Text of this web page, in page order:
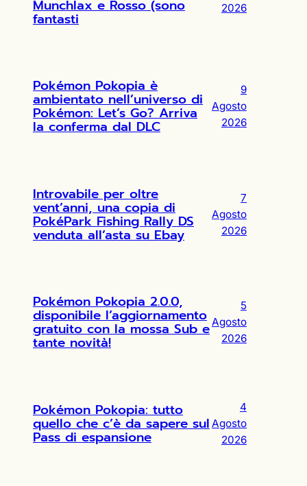
Munchlax e Rosso (sono
fantasti
2026
Pokémon Pokopia è
ambientato nell’universo di
Pokémon: Let’s Go? Arriva
la conferma dal DLC
9
Agosto
2026
Introvabile per oltre
vent’anni, una copia di
PokéPark Fishing Rally DS
venduta all’asta su Ebay
7
Agosto
2026
Pokémon Pokopia 2.0.0,
disponibile l’aggiornamento
gratuito con la mossa Sub e
tante novità!
5
Agosto
2026
Pokémon Pokopia: tutto
quello che c’è da sapere sul
Pass di espansione
4
Agosto
2026